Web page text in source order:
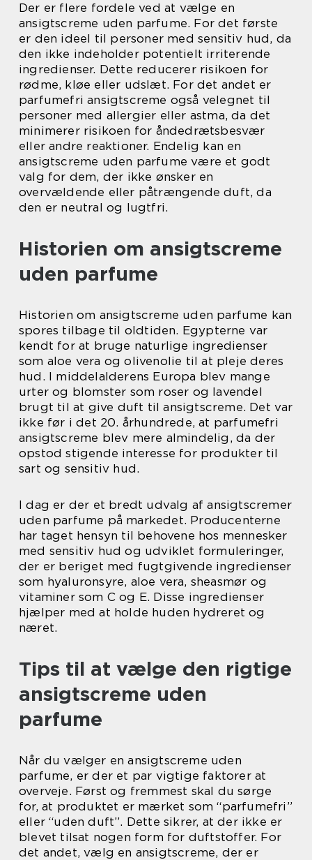
Der er flere fordele ved at vælge en
ansigtscreme uden parfume. For det første
er den ideel til personer med sensitiv hud, da
den ikke indeholder potentielt irriterende
ingredienser. Dette reducerer risikoen for
rødme, kløe eller udslæt. For det andet er
parfumefri ansigtscreme også velegnet til
personer med allergier eller astma, da det
minimerer risikoen for åndedrætsbesvær
eller andre reaktioner. Endelig kan en
ansigtscreme uden parfume være et godt
valg for dem, der ikke ønsker en
overvældende eller påtrængende duft, da
den er neutral og lugtfri.
Historien om ansigtscreme
uden parfume
Historien om ansigtscreme uden parfume kan
spores tilbage til oldtiden. Egypterne var
kendt for at bruge naturlige ingredienser
som aloe vera og olivenolie til at pleje deres
hud. I middelalderens Europa blev mange
urter og blomster som roser og lavendel
brugt til at give duft til ansigtscreme. Det var
ikke før i det 20. århundrede, at parfumefri
ansigtscreme blev mere almindelig, da der
opstod stigende interesse for produkter til
sart og sensitiv hud.
I dag er der et bredt udvalg af ansigtscremer
uden parfume på markedet. Producenterne
har taget hensyn til behovene hos mennesker
med sensitiv hud og udviklet formuleringer,
der er beriget med fugtgivende ingredienser
som hyaluronsyre, aloe vera, sheasmør og
vitaminer som C og E. Disse ingredienser
hjælper med at holde huden hydreret og
næret.
Tips til at vælge den rigtige
ansigtscreme uden
parfume
Når du vælger en ansigtscreme uden
parfume, er der et par vigtige faktorer at
overveje. Først og fremmest skal du sørge
for, at produktet er mærket som “parfumefri”
eller “uden duft”. Dette sikrer, at der ikke er
blevet tilsat nogen form for duftstoffer. For
det andet, vælg en ansigtscreme, der er